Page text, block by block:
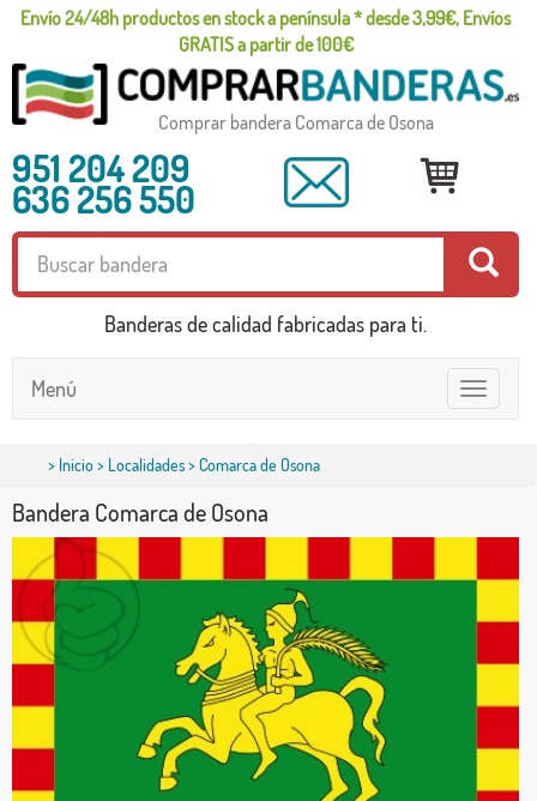
Envío 24/48h productos en stock a península * desde 3,99€, Envíos
GRATIS a partir de 100€
Comprar bandera Comarca de Osona
951 204 209
636 256 550
Banderas de calidad fabricadas para ti.
Toggle
navigation
Menú
> Inicio> Localidades> Comarca de Osona
Bandera Comarca de Osona